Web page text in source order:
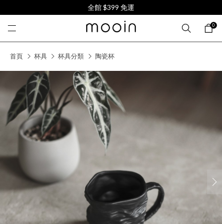
全館 $399 免運
0
首頁 杯具 杯具分類 陶瓷杯